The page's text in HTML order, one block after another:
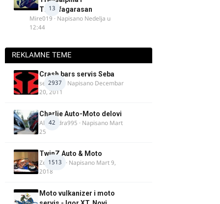
13
Transfagarasan
Mire019 · Napisano Nedelja u
12:44
REKLAMNE TEME
2937
Crash bars servis Seba
seba011 · Napisano Decembar
20, 2011
42
Charlie Auto-Moto delovi
Alexandra995 · Napisano Mart
25
1513
TwinZ Auto & Moto
Zeljkamp · Napisano Mart 9,
2018
Moto vulkanizer i moto